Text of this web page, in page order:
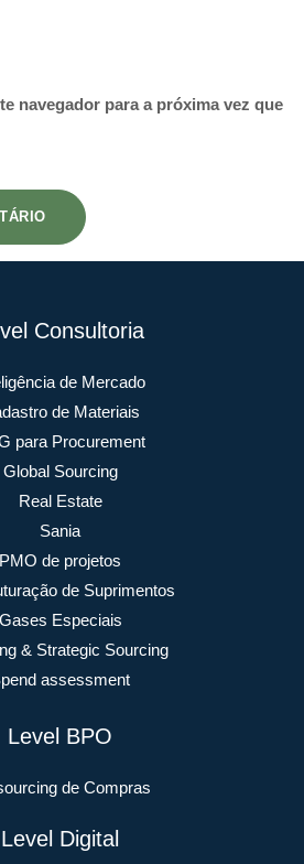
navegador para a próxima vez que
Consultoria
de Mercado
de Materiais
para Procurement
Global Sourcing
Real Estate
Sania
PMO de projetos
de Suprimentos
Gases Especiais
& Strategic Sourcing
assessment
Level BPO
de Compras
Level Digital